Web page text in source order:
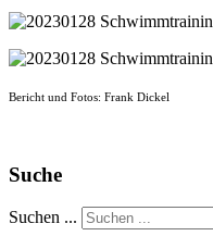
Bericht und Fotos: Frank Dickel
Suche
Suchen ...